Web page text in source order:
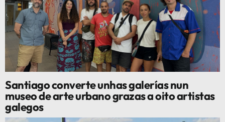
Santiago converte unhas galerías nun
museo de arte urbano grazas a oito artistas
galegos